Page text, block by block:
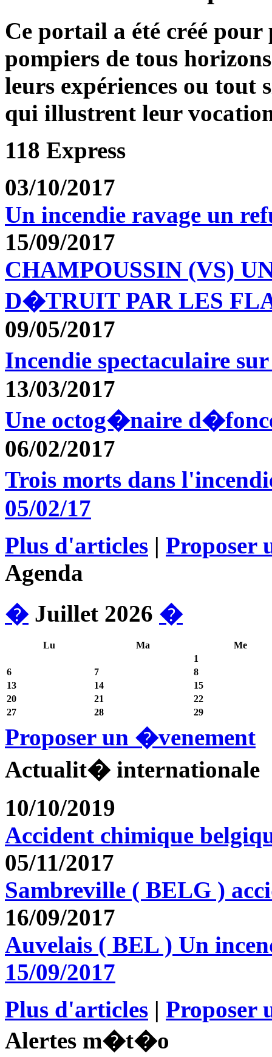
Ce portail a été créé
pompiers de tous
leurs expériences ou tout
qui illustrent leur
118 Express
03/10/2017
Un incendie ravage un
15/09/2017
CHAMPOUSSIN (VS)
D�TRUIT PAR LES
09/05/2017
Incendie spectaculaire
13/03/2017
Une octog�naire
06/02/2017
Trois morts dans
05/02/17
Plus d'articles | Proposer
Agenda
�Juillet 2026 �
Lu Ma
Me
1
6
7
8
13
14
15
20
21
22
27
28 29
Proposer un �venement
Actualit� internationale
10/10/2019
Accident chimique
05/11/2017
Sambreville ( BELG )
16/09/2017
Auvelais ( BEL ) Un
15/09/2017
Plus d'articles | Proposer
Alertes m�t�o